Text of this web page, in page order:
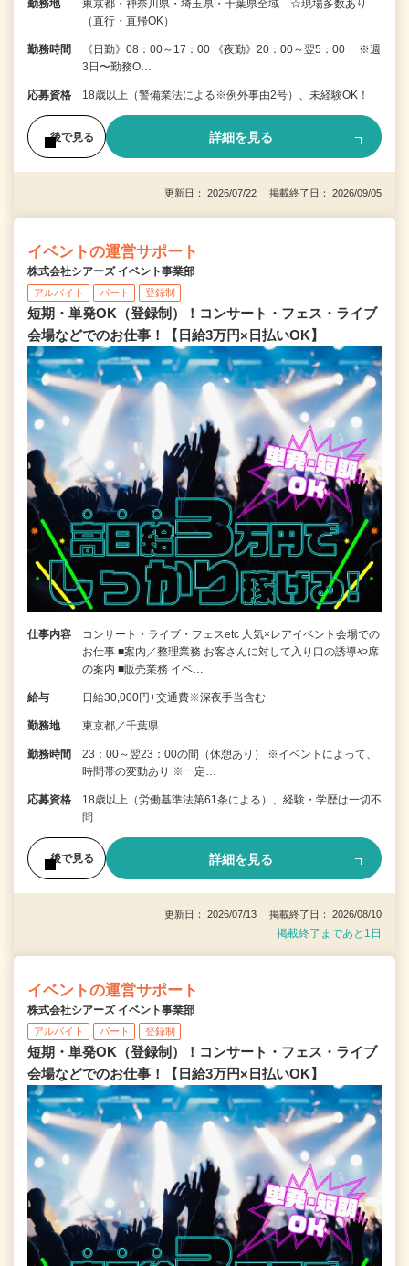
勤務地
東京都・神奈川県・埼玉県・千葉県全域 ☆現場多数あり
（直行・直帰OK）
勤務時間
《日勤》08：00～17：00 《夜勤》20：00～翌5：00 ※週
3日〜勤務O…
応募資格 18歳以上（警備業法による※例外事由2号）、未経験OK！
後で見る 詳細を見る
更新日： 2026/07/22 掲載終了日： 2026/09/05
イベントの運営サポート
株式会社シアーズ イベント事業部
アルバイト パート 登録制
短期・単発OK（登録制）！コンサート・フェス・ライブ
会場などでのお仕事！【日給3万円×日払いOK】
仕事内容
コンサート・ライブ・フェスetc 人気×レアイベント会場での
お仕事 ■案内／整理業務 お客さんに対して入り口の誘導や席
の案内 ■販売業務 イベ…
給与 日給30,000円+交通費※深夜手当含む
勤務地 東京都／千葉県
勤務時間
23：00～翌23：00の間（休憩あり） ※イベントによって、
時間帯の変動あり ※一定…
応募資格
18歳以上（労働基準法第61条による）、経験・学歴は一切不
問
後で見る 詳細を見る
更新日： 2026/07/13 掲載終了日： 2026/08/10
掲載終了まであと1日
イベントの運営サポート
株式会社シアーズ イベント事業部
アルバイト パート 登録制
短期・単発OK（登録制）！コンサート・フェス・ライブ
会場などでのお仕事！【日給3万円×日払いOK】